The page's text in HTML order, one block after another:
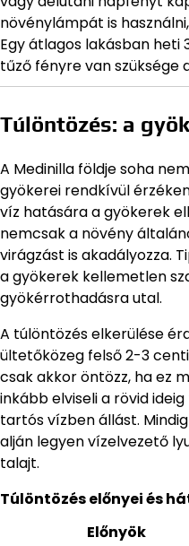
növénylámpát is
Egy átlagos lakásban heti
tűző fényre van szüksége
Túlöntözés: a
A Medinilla földje soha
gyökerei rendkívül
víz hatására a gyökerek
nemcsak a növény
virágzást is akadályozza.
a gyökerek kellemetlen
gyökérrothadásra utal.
A túlöntözés elkerülése
ültetőközeg felső 2-3
csak akkor öntözz, ha ez
inkább elviseli a rövid
tartós vízben állást.
alján legyen vízelvezető
talajt.
Túlöntözés előnyei és
Előnyök